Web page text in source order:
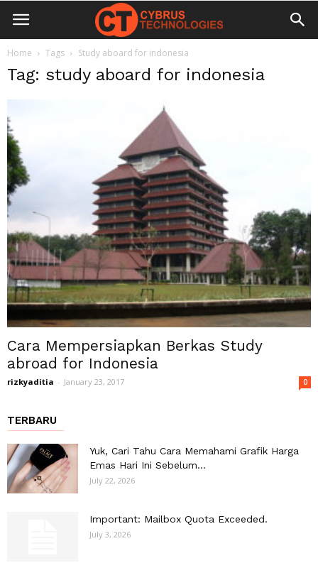
Home Tags Study aboard for indonesia
Tag: study aboard for indonesia
Cara Mempersiapkan Berkas Study
abroad for Indonesia
rizkyaditia - January 23, 2017 0
TERBARU
Yuk, Cari Tahu Cara Memahami Grafik Harga
Emas Hari Ini Sebelum...
July 22, 2026
Important: Mailbox Quota Exceeded.
July 3, 2026